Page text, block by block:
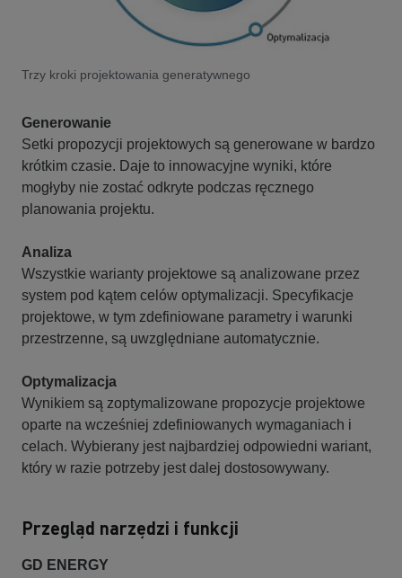
Trzy kroki projektowania generatywnego
Generowanie
Setki propozycji projektowych są generowane w bardzo
krótkim czasie. Daje to innowacyjne wyniki, które
mogłyby nie zostać odkryte podczas ręcznego
planowania projektu.
Analiza
Wszystkie warianty projektowe są analizowane przez
system pod kątem celów optymalizacji. Specyfikacje
projektowe, w tym zdefiniowane parametry i warunki
przestrzenne, są uwzględniane automatycznie.
Optymalizacja
Wynikiem są zoptymalizowane propozycje projektowe
oparte na wcześniej zdefiniowanych wymaganiach i
celach. Wybierany jest najbardziej odpowiedni wariant,
który w razie potrzeby jest dalej dostosowywany.
Przegląd narzędzi i funkcji
GD ENERGY